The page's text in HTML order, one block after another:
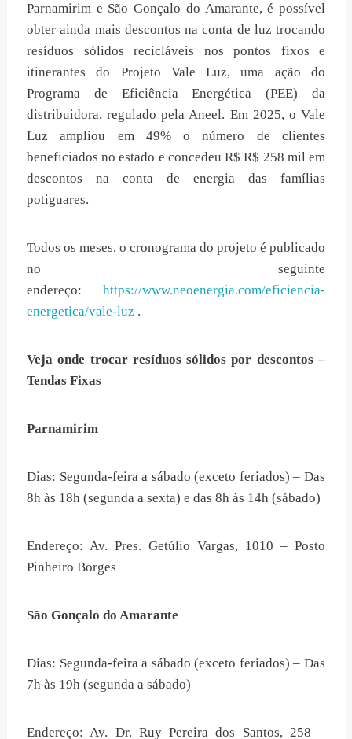
Parnamirim e São Gonçalo do Amarante, é possível
obter ainda mais descontos na conta de luz trocando
resíduos sólidos recicláveis nos pontos fixos e
itinerantes do Projeto Vale Luz, uma ação do
Programa de Eficiência Energética (PEE) da
distribuidora, regulado pela Aneel. Em 2025, o Vale
Luz ampliou em 49% o número de clientes
beneficiados no estado e concedeu R$ R$ 258 mil em
descontos na conta de energia das famílias
potiguares.
Todos os meses, o cronograma do projeto é publicado
no seguinte
endereço: https://www.neoenergia.com/eficiencia-
energetica/vale-luz .
Veja onde trocar resíduos sólidos por descontos –
Tendas Fixas
Parnamirim
Dias: Segunda-feira a sábado (exceto feriados) – Das
8h às 18h (segunda a sexta) e das 8h às 14h (sábado)
Endereço: Av. Pres. Getúlio Vargas, 1010 – Posto
Pinheiro Borges
São Gonçalo do Amarante
Dias: Segunda-feira a sábado (exceto feriados) – Das
7h às 19h (segunda a sábado)
Endereço: Av. Dr. Ruy Pereira dos Santos, 258 –